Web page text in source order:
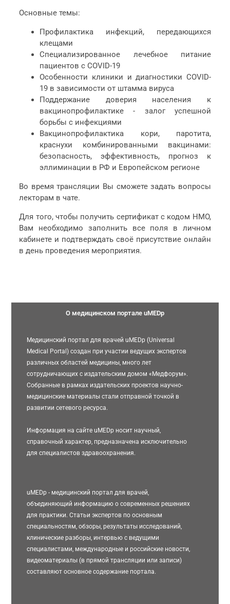
Основные темы:
Профилактика инфекций, передающихся
клещами
Специализированное лечебное питание
пациентов с COVID-19
Особенности клиники и диагностики COVID-
19 в зависимости от штамма вируса
Поддержание доверия населения к
вакцинопрофилактике - залог успешной
борьбы с инфекциями
Вакцинопрофилактика кори, паротита,
краснухи комбинированными вакцинами:
безопасность, эффективность, прогноз к
эллиминации в РФ и Европейском регионе
Во время трансляции Вы сможете задать вопросы
лекторам в чате.
Для того, чтобы получить сертификат с кодом НМО,
Вам необходимо заполнить все поля в личном
кабинете и подтверждать своё присутствие онлайн
в день проведения мероприятия.
О медицинском портале uMEDp
Медицинский портал для врачей uMEDp (Universal
Medical Portal) создан при участии ведущих экспертов
различных областей медицины, много лет
сотрудничающих с издательским домом «Медфорум».
Собранные в рамках издательских проектов научно-
медицинские материалы стали отправной точкой в
развитии сетевого ресурса.
Информация на сайте uMEDp носит научный,
справочный характер, предназначена исключительно
для специалистов здравоохранения.
uMEDp - медицинский портал для врачей,
объединяющий информацию о современных решениях
для практики. Статьи экспертов по основным
специальностям, обзоры, результаты исследований,
клинические разборы, интервью с ведущими
специалистами, международные и российские новости,
видеоматериалы (в прямой трансляции или записи)
составляют основное содержание портала.